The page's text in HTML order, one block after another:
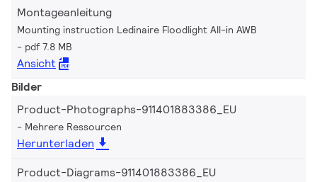
Montageanleitung
Mounting instruction Ledinaire Floodlight All-in AWB
pdf 7.8 MB
Ansicht
Bilder
Product-Photographs-911401883386_EU
Mehrere Ressourcen
Herunterladen
Product-Diagrams-911401883386_EU